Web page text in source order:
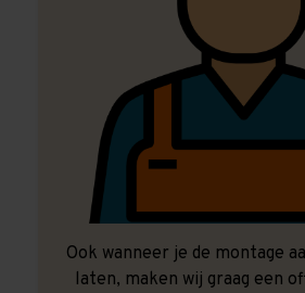
Ook wanneer je de montage
laten, maken wij graag een